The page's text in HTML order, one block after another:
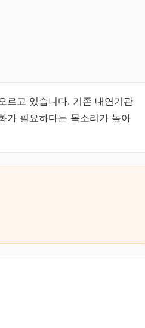
르고 있습니다. 기존 내연기관
가 필요하다는 목소리가 높아